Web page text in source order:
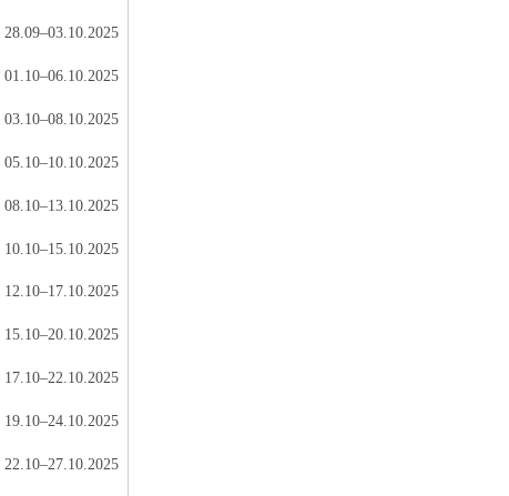
28.09–03.10.2025
01.10–06.10.2025
03.10–08.10.2025
05.10–10.10.2025
08.10–13.10.2025
10.10–15.10.2025
12.10–17.10.2025
15.10–20.10.2025
17.10–22.10.2025
19.10–24.10.2025
22.10–27.10.2025